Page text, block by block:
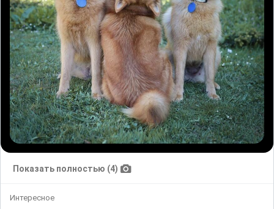
Показать полностью (4)
Интересное